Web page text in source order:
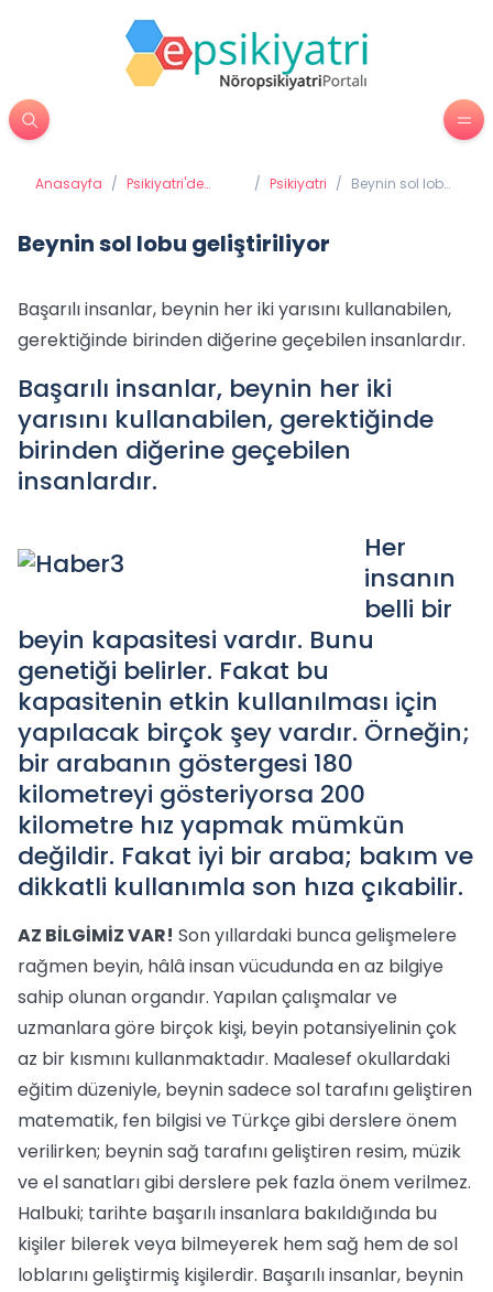
Anasayfa / Psikiyatri'de
/ Psikiyatri / Beynin sol lobu
Beynin sol lobu geliştiriliyor
Başarılı insanlar, beynin her iki yarısını kullanabilen,
gerektiğinde birinden diğerine geçebilen insanlardır.
Başarılı insanlar, beynin her iki
yarısını kullanabilen, gerektiğinde
birinden diğerine geçebilen
insanlardır.
Her
insanın
belli bir
beyin kapasitesi vardır. Bunu
genetiği belirler. Fakat bu
kapasitenin etkin kullanılması için
yapılacak birçok şey vardır. Örneğin;
bir arabanın göstergesi 180
kilometreyi gösteriyorsa 200
kilometre hız yapmak mümkün
değildir. Fakat iyi bir araba; bakım ve
dikkatli kullanımla son hıza çıkabilir.
AZ BİLGİMİZ VAR! Son yıllardaki bunca gelişmelere
rağmen beyin, hâlâ insan vücudunda en az bilgiye
sahip olunan organdır. Yapılan çalışmalar ve
uzmanlara göre birçok kişi, beyin potansiyelinin çok
az bir kısmını kullanmaktadır. Maalesef okullardaki
eğitim düzeniyle, beynin sadece sol tarafını geliştiren
matematik, fen bilgisi ve Türkçe gibi derslere önem
verilirken; beynin sağ tarafını geliştiren resim, müzik
ve el sanatları gibi derslere pek fazla önem verilmez.
Halbuki; tarihte başarılı insanlara bakıldığında bu
kişiler bilerek veya bilmeyerek hem sağ hem de sol
loblarını geliştirmiş kişilerdir. Başarılı insanlar, beynin